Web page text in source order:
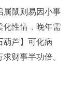
属鼠则易因小事
化性情，晚年需
葫芦】可化病
财事半功倍。